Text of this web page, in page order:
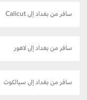
سافر من بغداد إلى Calicut
سافر من بغداد إلى لاهور
سافر من بغداد إلى سيالكوت